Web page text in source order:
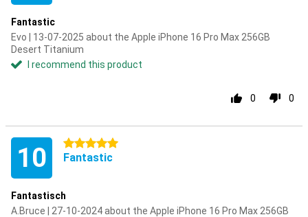
Fantastic
Evo | 13-07-2025 about the Apple iPhone 16 Pro Max 256GB
Desert Titanium
I recommend this product
0 0
10 5 stars
Fantastic
Fantastisch
A.Bruce | 27-10-2024 about the Apple iPhone 16 Pro Max 256GB